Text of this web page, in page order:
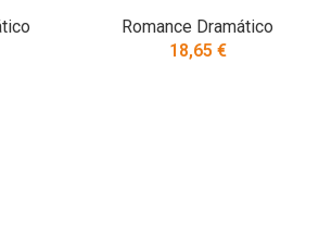
Romance Dramático
18,65 €